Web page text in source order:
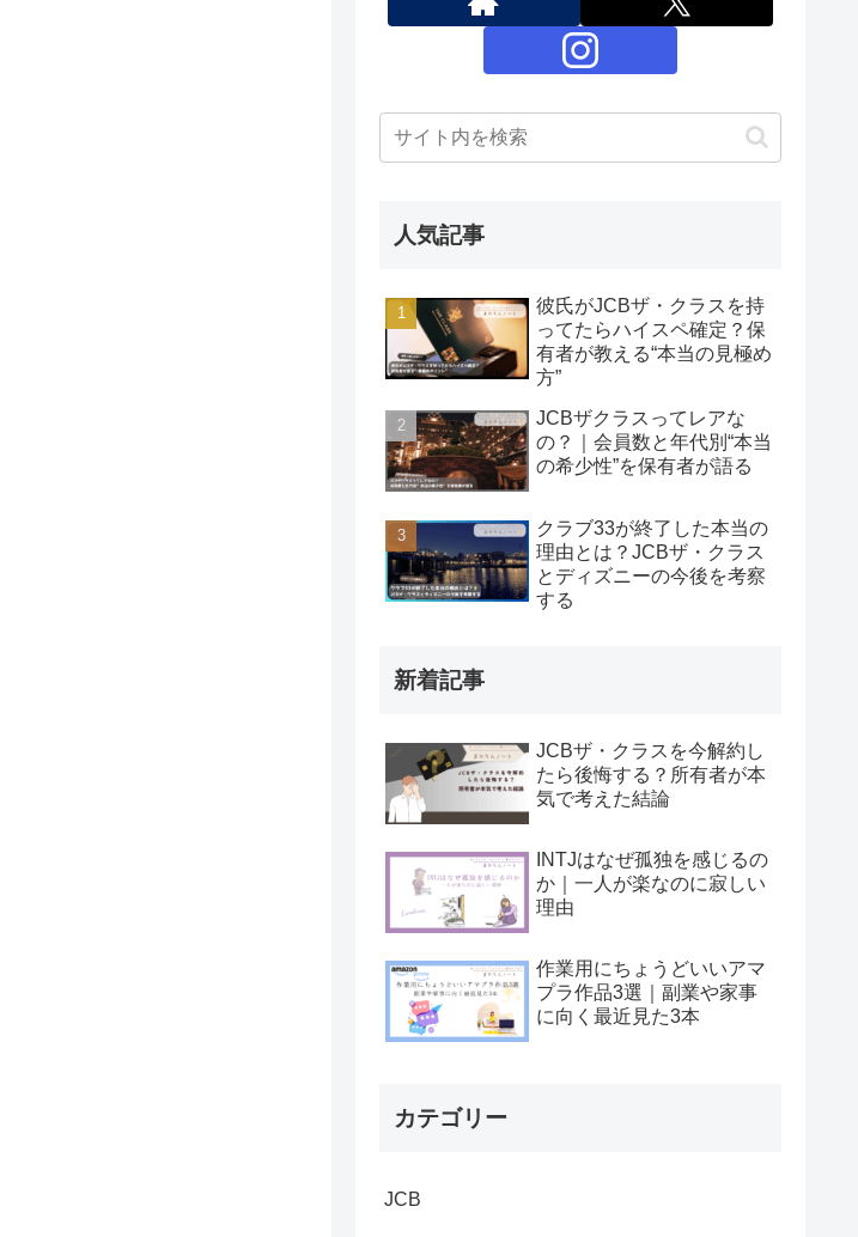
人気記事
彼氏がJCBザ・クラスを持
ってたらハイスペ確定？保
有者が教える“本当の見極め
方”
JCBザクラスってレアな
の？｜会員数と年代別“本当
の希少性”を保有者が語る
クラブ33が終了した本当の
理由とは？JCBザ・クラス
とディズニーの今後を考察
する
新着記事
JCBザ・クラスを今解約し
たら後悔する？所有者が本
気で考えた結論
INTJはなぜ孤独を感じるの
か｜一人が楽なのに寂しい
理由
作業用にちょうどいいアマ
プラ作品3選｜副業や家事
に向く最近見た3本
カテゴリー
JCB